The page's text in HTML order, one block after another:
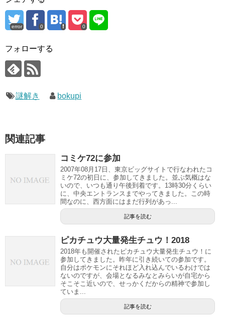
error 0 0
フォローする
謎解き bokupi
関連記事
コミケ72に参加
2007年08月17日、東京ビッグサイトで行なわれたコ
ミケ72の初日に、参加してきました。並ぶ気概はな
いので、いつも通り午後到着です。13時30分くらい
に、中央エントランスまでやってきました。この時
間なのに、西方面にはまだ行列があっ...
記事を読む
ピカチュウ大量発生チュウ！2018
2018年も開催されたピカチュウ大量発生チュウ！に
参加してきました。昨年に引き続いての参加です。
自分はポケモンにそれほど入れ込んでいるわけでは
ないのですが、会場となるみなとみらいが自宅から
そこそこ近いので、せっかくだからの精神で参加し
ていま...
記事を読む